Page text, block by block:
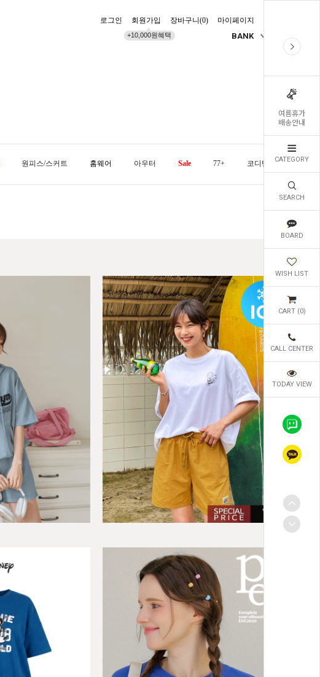
여름휴가
배송안내
CATEGORY
SEARCH
BOARD
WISH LIST
CART (0)
CALL CENTER
TODAY VIEW
로그인 회원가입
+10,000원혜택
장바구니(0) 마이페이지
BANK
원피스/스커트 홈웨어 아우터 Sale 77+ 코디템 오늘발송